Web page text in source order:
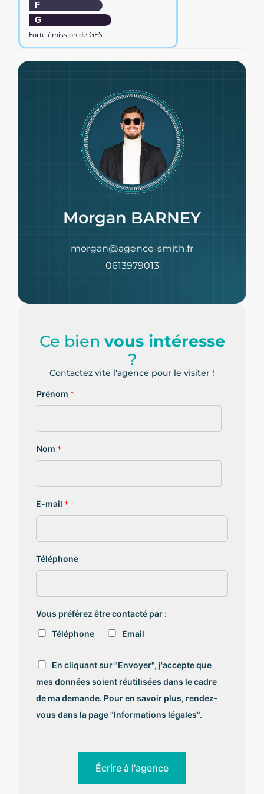
F
G
Forte émission de GES
Morgan BARNEY
morgan@agence-smith.fr
0613979013
Ce bien vous intéresse
?
Contactez vite l'agence pour le visiter !
Prénom *
Nom *
E-mail *
Téléphone
Vous préférez être contacté par :
Téléphone
Email
R
G
P
D
*
En cliquant sur "Envoyer", j'accepte que
mes données soient réutilisées dans le cadre
de ma demande. Pour en savoir plus, rendez-
vous dans la page "Informations légales".
Écrire à l'agence